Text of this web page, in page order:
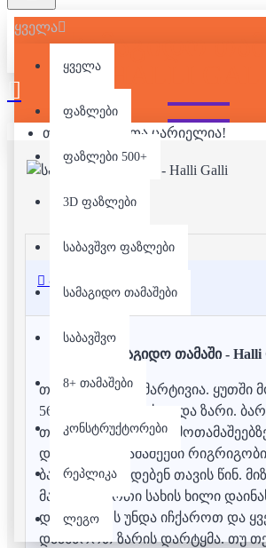
ყველა
ყველა
ფაზლები
ფაზლები 500+
3D ფაზლები
საბავშვო ფაზლები
სამაგიდო თამაშები
საბავშვო
8+ თამაშები
კონსტრუქტორები
რეპლიკა
ლეგო
თქვენი კალათა ცარიელია!
ᲡᲐᲛᲐᲒᲘᲓᲝ
აღწერა
სამაგიდო თამაში - Halli
თამაშის წესები მარტივია. ყუთში
56 ბარათიანი დასტა და ზარი.
თანაბრად რიგდება
დაიწყო. მოთამაშეები
ბარათებს და დებენ თავის წინ.
მაგიდაზე ერთი სახის ხილი
და ამ დროს უნდა იჩქაროთ და
დაასწროთ ზარის დარტყმა. თუ